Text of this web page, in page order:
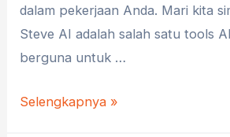
dalam pekerjaan Anda. Mari kita
Steve AI adalah salah satu tools
berguna untuk …
5
Selengkapnya »